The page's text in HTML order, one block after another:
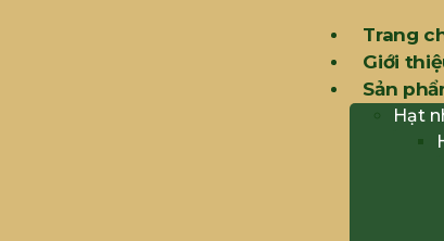
Trang
Giới
Sản
Hạt